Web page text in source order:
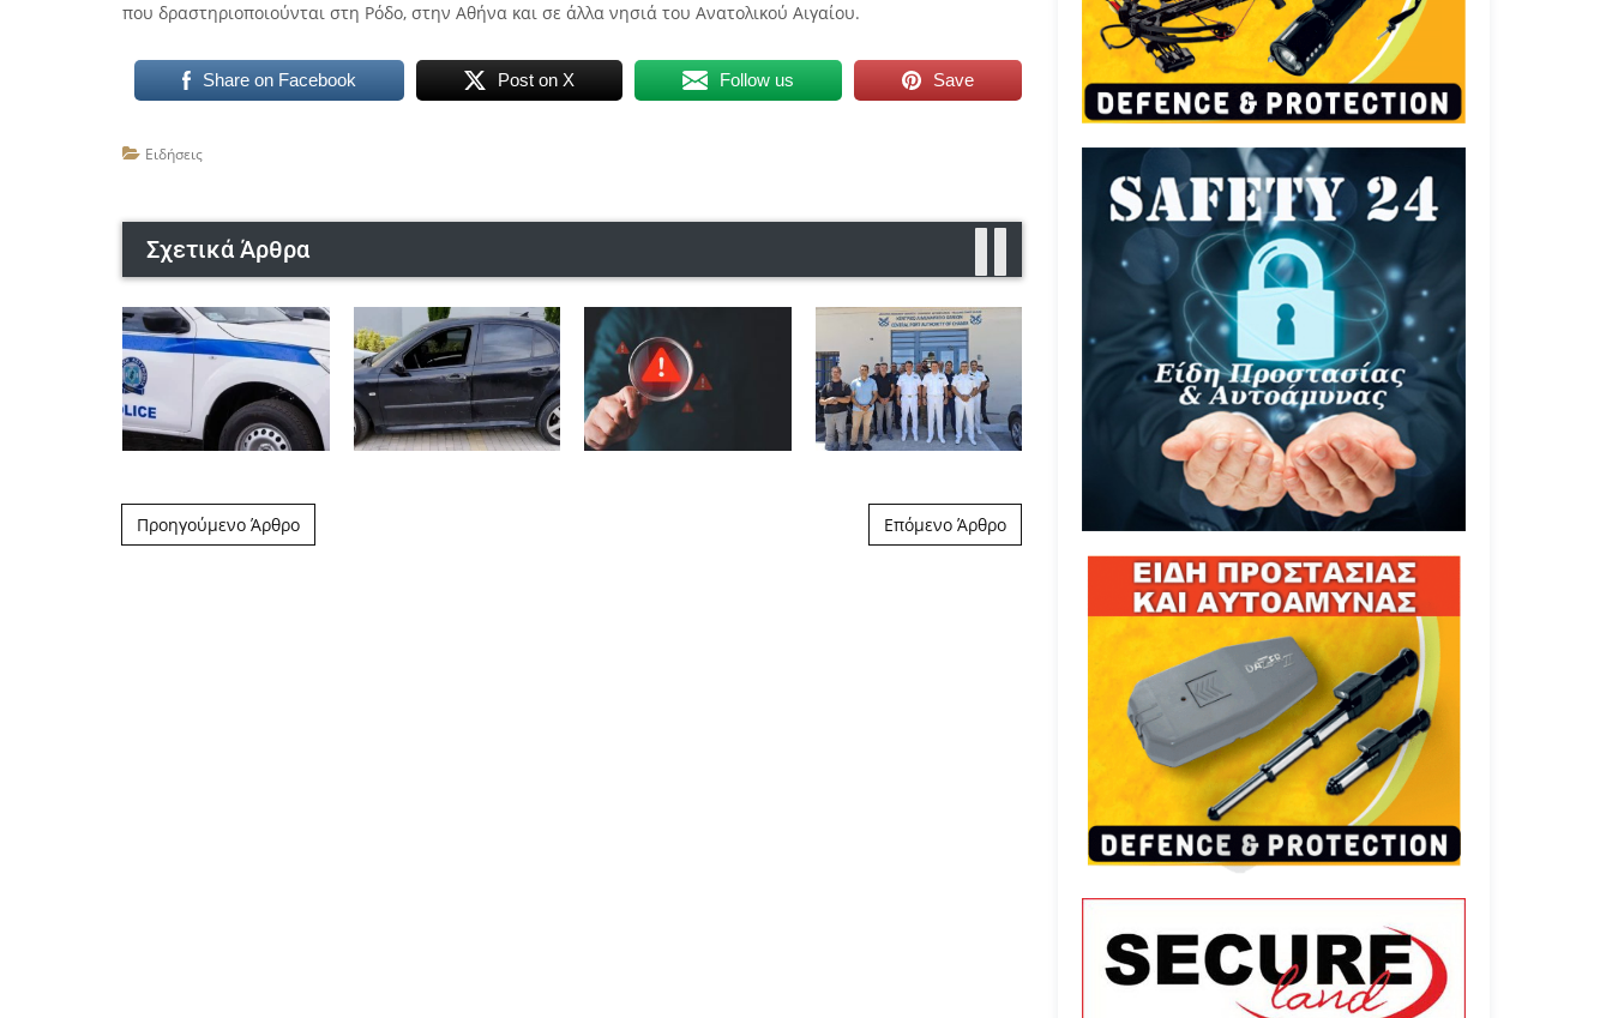
που δραστηριοποιούνται στη Ρόδο, στην Αθήνα και σε άλλα νησιά του Ανατολικού Αιγαίου.
Share on Facebook Post on X Follow us Save
Ειδήσεις
Σχετικά Άρθρα
Post navigation
Προηγούμενο Άρθρο Επόμενο Άρθρο